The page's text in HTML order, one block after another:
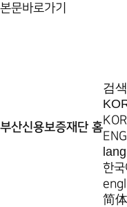
본문바로가기
부산신용보증재단 홈
검색
KOR
ENG
한국
简